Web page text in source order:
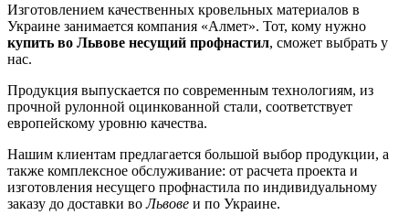
Изготовлением качественных кровельных материалов в
Украине занимается компания «Алмет». Тот, кому нужно
купить во Львове несущий профнастил, сможет выбрать у
нас.
Продукция выпускается по современным технологиям, из
прочной рулонной оцинкованной стали, соответствует
европейскому уровню качества.
Нашим клиентам предлагается большой выбор продукции, а
также комплексное обслуживание: от расчета проекта и
изготовления несущего профнастила по индивидуальному
заказу до доставки воЛьвове и по Украине.